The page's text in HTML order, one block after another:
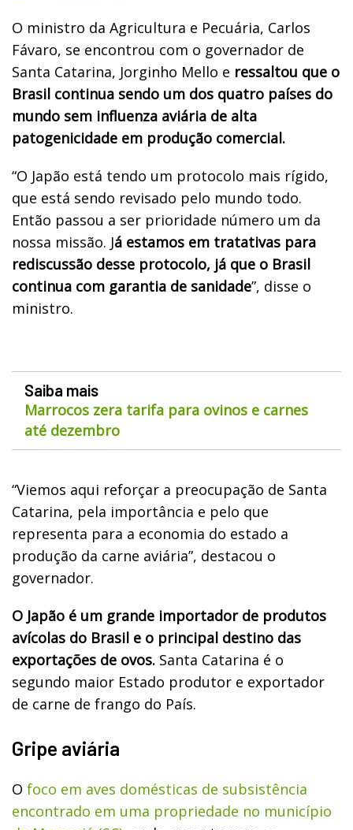
O ministro da Agricultura e Pecuária, Carlos
Fávaro, se encontrou com o governador de
Santa Catarina, Jorginho Mello e ressaltou que o
Brasil continua sendo um dos quatro países do
mundo sem influenza aviária de alta
patogenicidade em produção comercial.
“O Japão está tendo um protocolo mais rígido,
que está sendo revisado pelo mundo todo.
Então passou a ser prioridade número um da
nossa missão. Já estamos em tratativas para
rediscussão desse protocolo, já que o Brasil
continua com garantia de sanidade”, disse o
ministro.
Saiba mais
Marrocos zera tarifa para ovinos e carnes
até dezembro
“Viemos aqui reforçar a preocupação de Santa
Catarina, pela importância e pelo que
representa para a economia do estado a
produção da carne aviária”, destacou o
governador.
O Japão é um grande importador de produtos
avícolas do Brasil e o principal destino das
exportações de ovos. Santa Catarina é o
segundo maior Estado produtor e exportador
de carne de frango do País.
Gripe aviária
O foco em aves domésticas de subsistência
encontrado em uma propriedade no município